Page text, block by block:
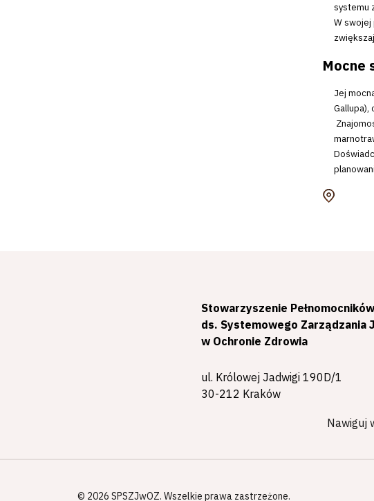
systemu
W swojej
Mocne
Jej
Gallupa),
Stowarzyszenie Pełnomocników
ds. Systemowego Zarządzania
w Ochronie Zdrowia
ul. Królowej Jadwigi 190D/1
30-212 Kraków
Nawiguj
© 2026 SPSZJwOZ. Wszelkie prawa zastrzeżone.